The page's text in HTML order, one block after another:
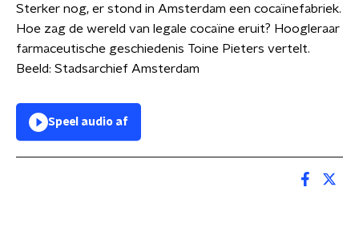
Sterker nog, er stond in Amsterdam een cocaïnefabriek.
Hoe zag de wereld van legale cocaïne eruit? Hoogleraar
farmaceutische geschiedenis Toine Pieters vertelt.
Beeld: Stadsarchief Amsterdam
Speel audio af